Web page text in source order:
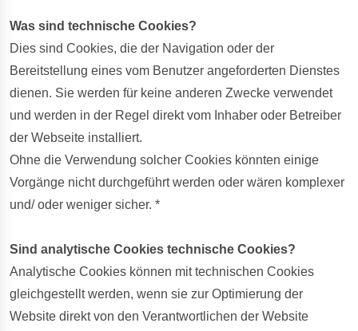
Was sind technische Cookies?
Dies sind Cookies, die der Navigation oder der
Bereitstellung eines vom Benutzer angeforderten Dienstes
dienen. Sie werden für keine anderen Zwecke verwendet
und werden in der Regel direkt vom Inhaber oder Betreiber
der Webseite installiert.
Ohne die Verwendung solcher Cookies könnten einige
Vorgänge nicht durchgeführt werden oder wären komplexer
und/ oder weniger sicher. *
Sind analytische Cookies technische Cookies?
Analytische Cookies können mit technischen Cookies
gleichgestellt werden, wenn sie zur Optimierung der
Website direkt von den Verantwortlichen der Website